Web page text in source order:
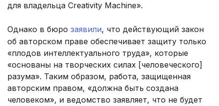
для владельца Creativity Machine».
Однако в бюро заявили, что действующий закон
об авторском праве обеспечивает защиту только
«плодов интеллектуального труда», которые
«основаны на творческих силах [человеческого]
разума». Таким образом, работа, защищенная
авторским правом, «должна быть создана
человеком», и ведомство заявляет, что не будет